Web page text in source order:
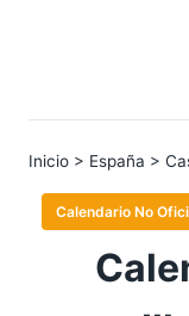
Inicio > España >
Calendario No